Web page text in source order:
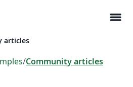
menu
articles
/Community articles